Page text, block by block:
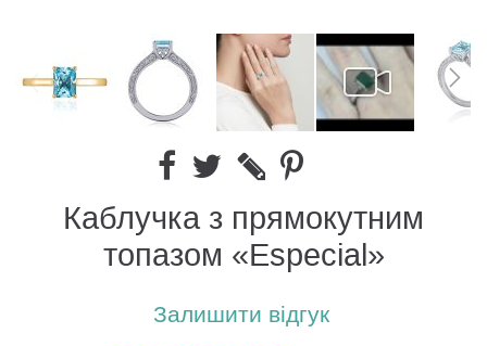
Каблучка з прямокутним
топазом «Especial»
Залишити відгук